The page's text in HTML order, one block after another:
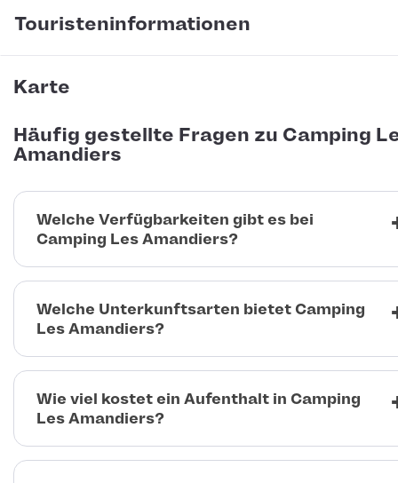
Touristeninformationen
Karte
Häufig gestellte Fragen zu Camping
Amandiers
Welche Verfügbarkeiten gibt es bei
Camping Les Amandiers?
Welche Unterkunftsarten bietet Camping
Les Amandiers?
Wie viel kostet ein Aufenthalt in Camping
Les Amandiers?